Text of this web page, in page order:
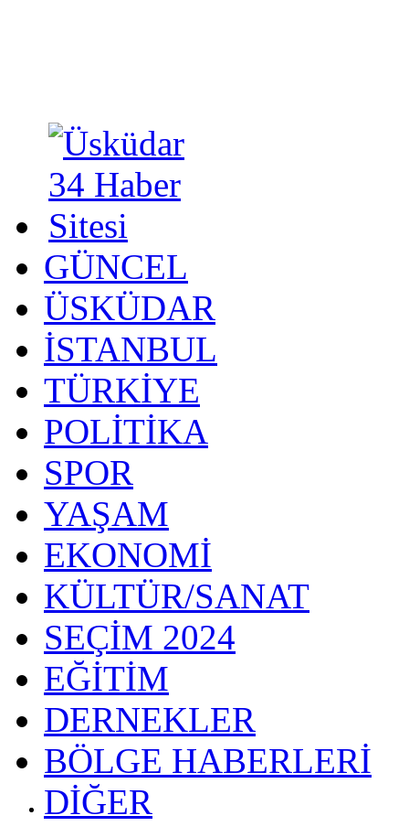
GÜNCEL
ÜSKÜDAR
İSTANBUL
TÜRKİYE
POLİTİKA
SPOR
YAŞAM
EKONOMİ
KÜLTÜR/SANAT
SEÇİM 2024
EĞİTİM
DERNEKLER
BÖLGE HABERLERİ
DİĞER